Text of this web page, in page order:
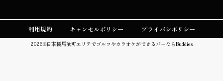
利用規約 キャンセルポリシー プライバシポリシー
2026©日本橋馬喰町エリアでゴルフやカラオケができるバーならBuddies